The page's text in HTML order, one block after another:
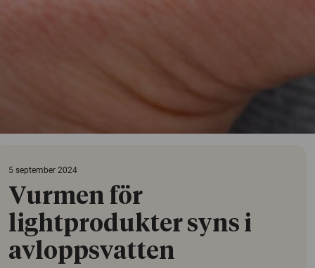
5 september 2024
Vurmen för
lightprodukter syns i
avloppsvatten